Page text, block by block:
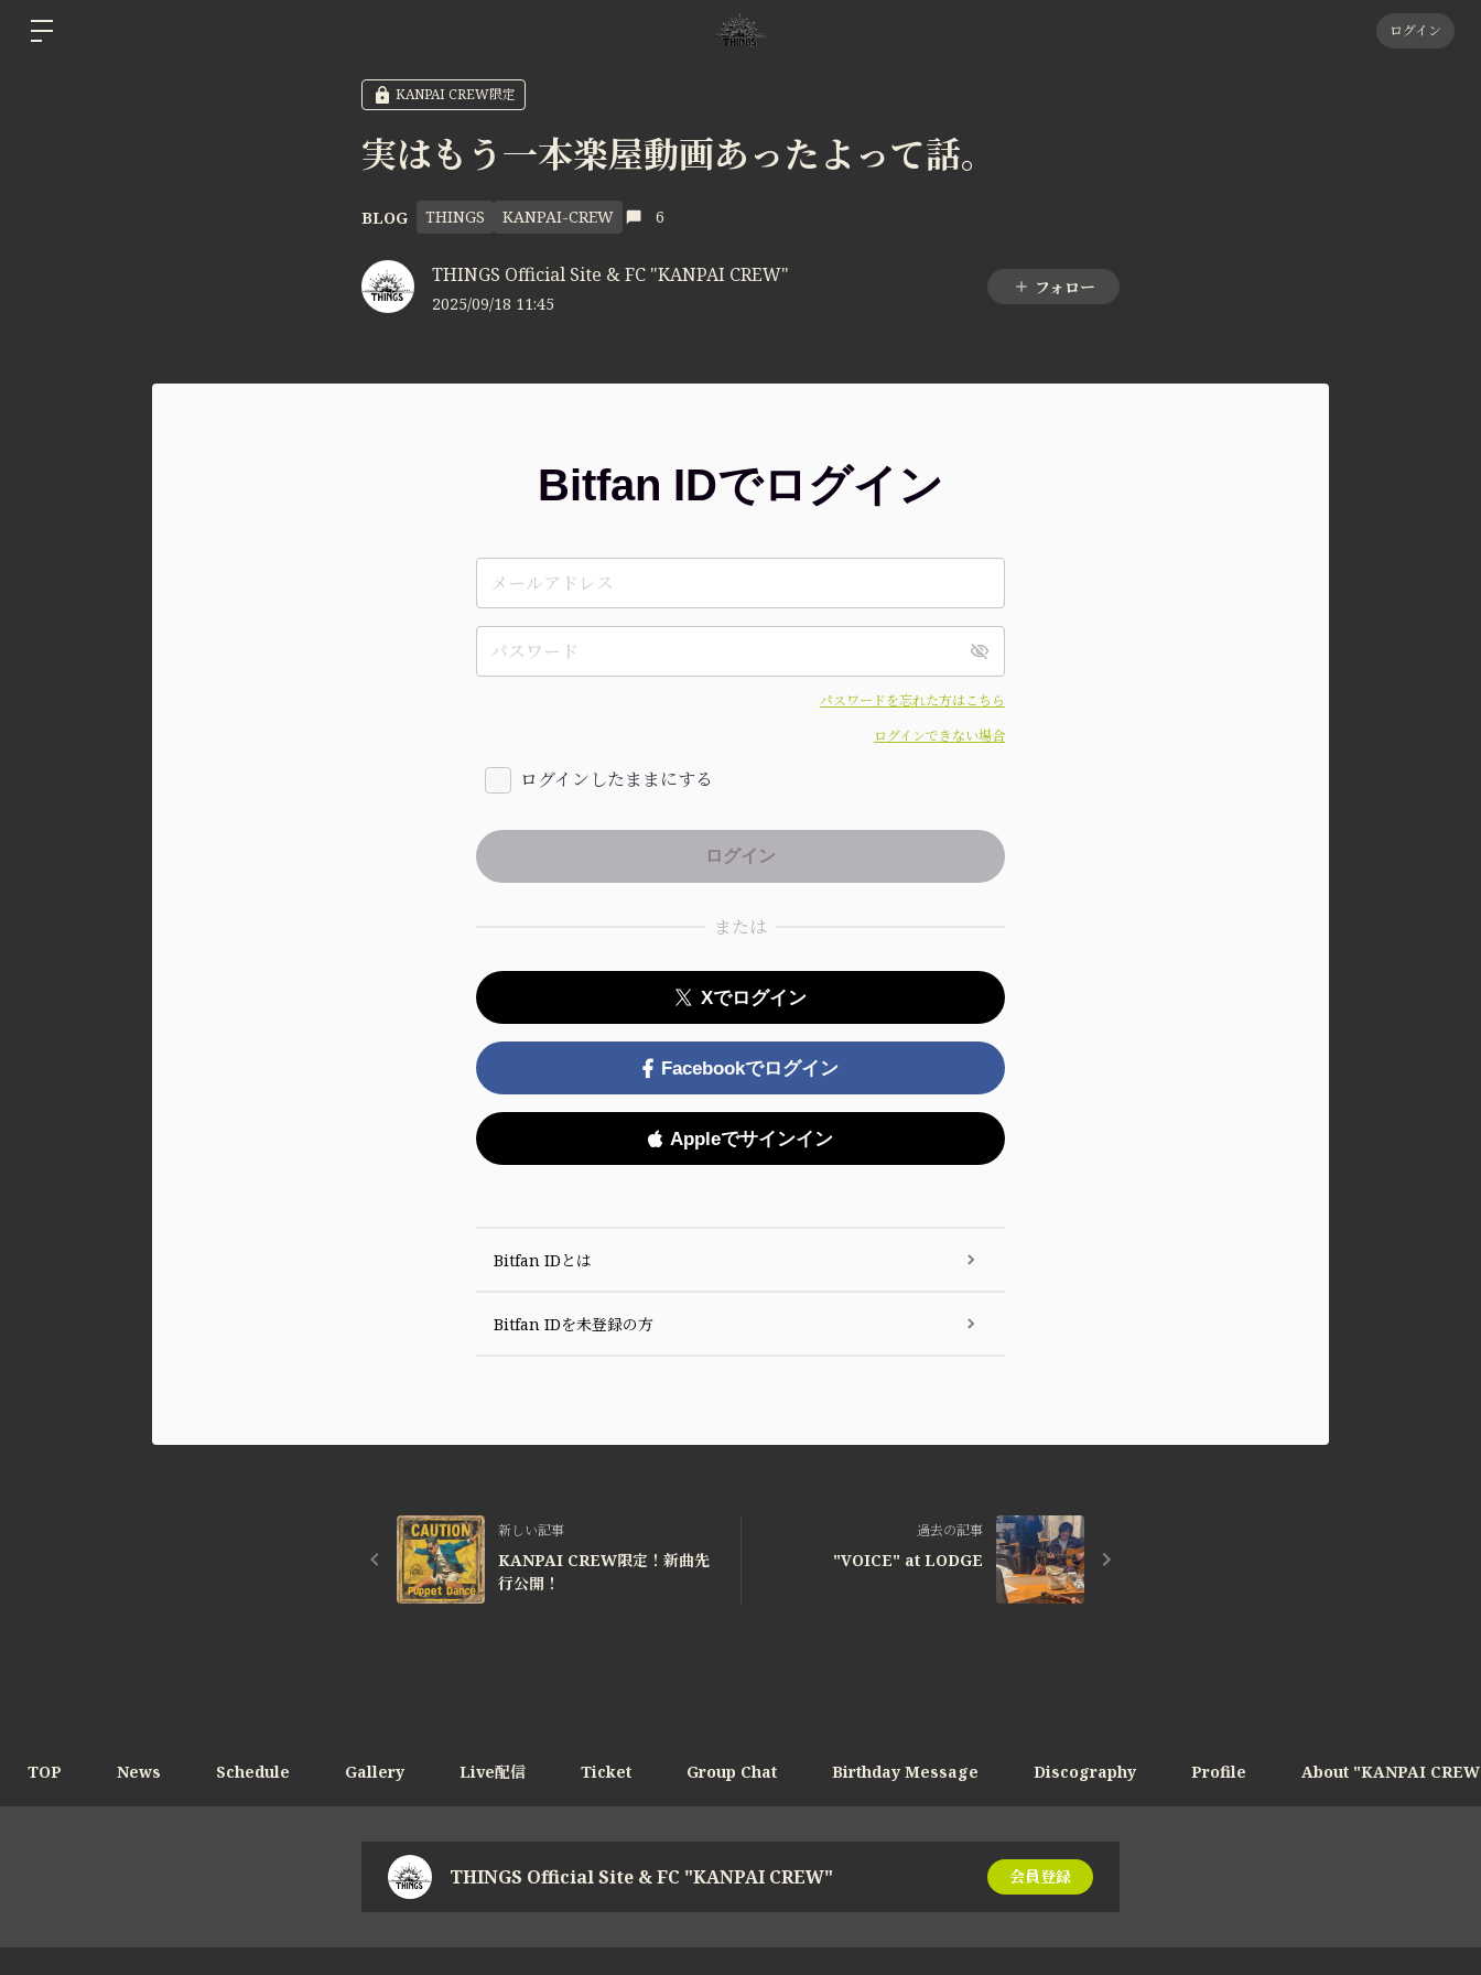
ログイン
KANPAI CREW限定
実はもう一本楽屋動画あったよって話。
BLOG THINGS KANPAI-CREW 6
THINGS Official Site & FC "KANPAI CREW"
2025/09/18 11:45
フォロー
Bitfan IDでログイン
パスワードを忘れた方はこちら
ログインできない場合
ログインしたままにする
または
Xでログイン
Facebookでログイン
Appleでサインイン
Bitfan IDとは
Bitfan IDを未登録の方
新しい記事
KANPAI CREW限定！新曲先
行公開！
過去の記事
"VOICE" at LODGE
TOP News Schedule Gallery Live配信 Ticket Group Chat Birthday Message Discography Profile About "KANPAI
THINGS Official Site & FC "KANPAI CREW" 会員登録